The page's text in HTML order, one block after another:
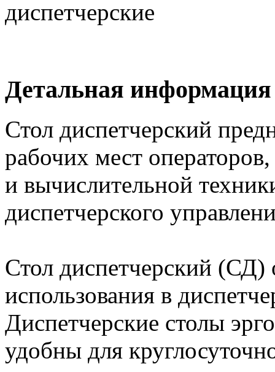
Детальная информация
Стол диспетчерский
рабочих мест
и вычислительной
диспетчерского
Стол диспетчерский
использования в
Диспетчерские столы
удобны для